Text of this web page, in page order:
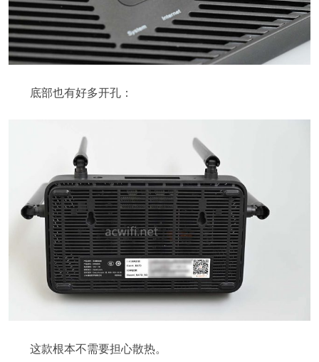
底部也有好多开孔：
这款根本不需要担心散热。